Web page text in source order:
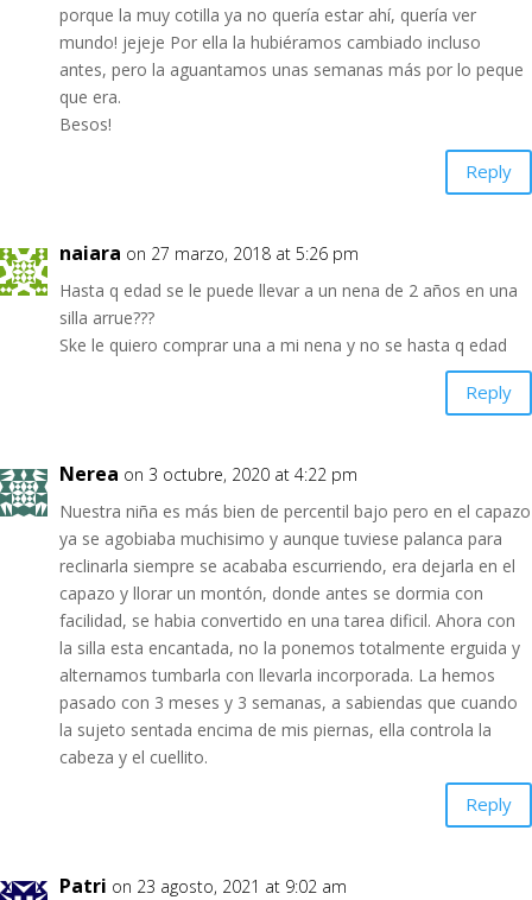
porque la muy cotilla ya no quería estar ahí, quería ver
mundo! jejeje Por ella la hubiéramos cambiado incluso
antes, pero la aguantamos unas semanas más por lo peque
que era.
Besos!
Reply
naiara on 27 marzo, 2018 at 5:26 pm
Hasta q edad se le puede llevar a un nena de 2 años en una
silla arrue???
Ske le quiero comprar una a mi nena y no se hasta q edad
Reply
Nerea on 3 octubre, 2020 at 4:22 pm
Nuestra niña es más bien de percentil bajo pero en el capazo
ya se agobiaba muchisimo y aunque tuviese palanca para
reclinarla siempre se acababa escurriendo, era dejarla en el
capazo y llorar un montón, donde antes se dormia con
facilidad, se habia convertido en una tarea dificil. Ahora con
la silla esta encantada, no la ponemos totalmente erguida y
alternamos tumbarla con llevarla incorporada. La hemos
pasado con 3 meses y 3 semanas, a sabiendas que cuando
la sujeto sentada encima de mis piernas, ella controla la
cabeza y el cuellito.
Reply
Patri on 23 agosto, 2021 at 9:02 am